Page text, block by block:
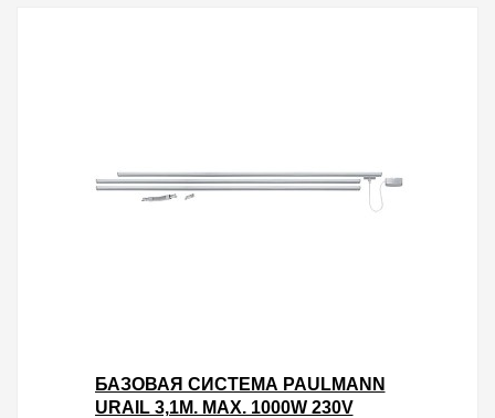
БАЗОВАЯ СИСТЕМА PAULMANN
URAIL 3,1M. MAX. 1000W 230V